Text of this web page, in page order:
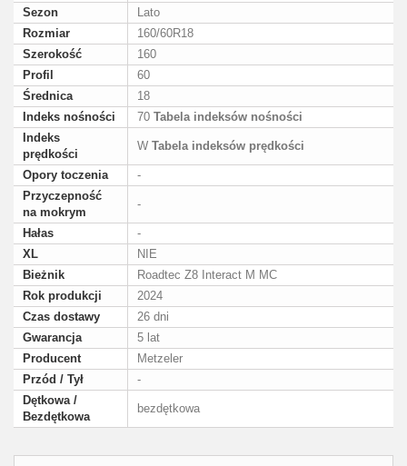
Sezon
Lato
Rozmiar
160/60R18
Szerokość
160
Profil
60
Średnica
18
Indeks nośności
70 Tabela indeksów nośności
Indeks
prędkości
W Tabela indeksów prędkości
Opory toczenia
-
Przyczepność
na mokrym
-
Hałas
-
XL
NIE
Bieżnik
Roadtec Z8 Interact M MC
Rok produkcji
2024
Czas dostawy
26 dni
Gwarancja
5 lat
Producent
Metzeler
Przód / Tył
-
Dętkowa /
Bezdętkowa
bezdętkowa